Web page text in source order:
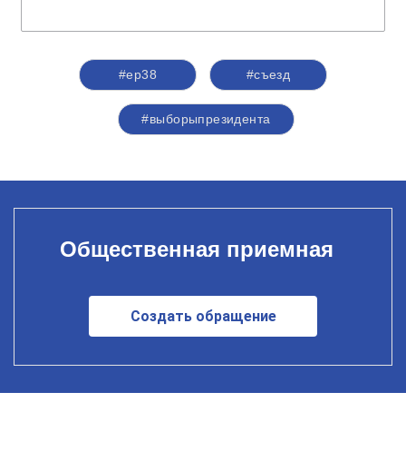
#ер38 #съезд
#выборыпрезидента
Общественная приемная
Создать обращение